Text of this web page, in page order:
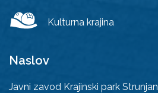
Kulturna krajina
Naslov
Javni zavod Krajinski park Strunjan